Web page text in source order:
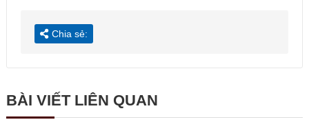
Chia sẻ:
BÀI VIẾT LIÊN QUAN